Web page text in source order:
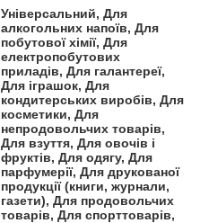
Універсальний, Для
алкогольних напоїв, Для
побутової хімії, Для
електропобутових
приладів, Для галантереї,
Для іграшок, Для
кондитерських виробів, Для
косметики, Для
непродовольчих товарів,
Для взуття, Для овочів і
фруктів, Для одягу, Для
парфумерії, Для друкованої
продукції (книги, журнали,
газети), Для продовольчих
товарів, Для спорттоварів,